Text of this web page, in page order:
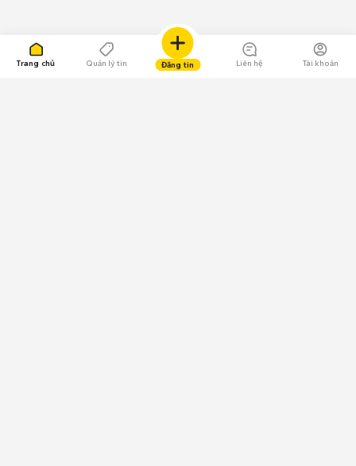
Trang chủ Quản lý tin Đăng tin Liên hệ Tài khoản